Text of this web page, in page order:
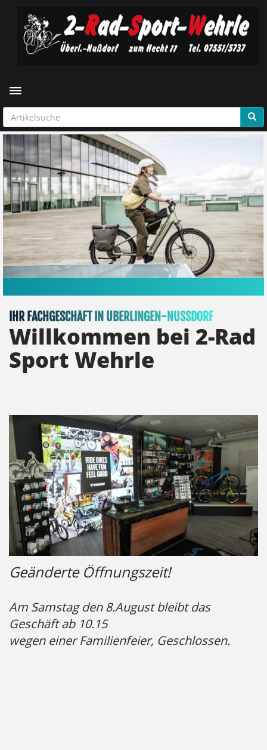
Toggle navigation
IHR FACHGESCHÄFT IN ÜBERLINGEN-NUSSDORF
Willkommen bei 2-Rad
Sport Wehrle
Geänderte Öffnungszeit!
Am Samstag den 8.August bleibt das
Geschäft ab 10.15
wegen einer Familienfeier, Geschlossen.